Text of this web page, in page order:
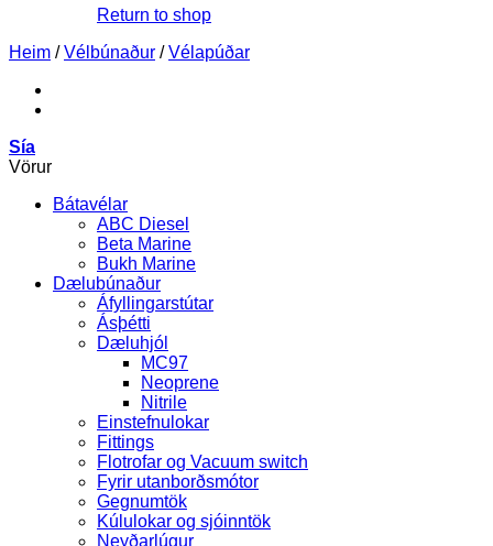
Return to shop
Heim / Vélbúnaður / Vélapúðar
Sía
Vörur
Bátavélar
ABC Diesel
Beta Marine
Bukh Marine
Dælubúnaður
Áfyllingarstútar
Ásþétti
Dæluhjól
MC97
Neoprene
Nitrile
Einstefnulokar
Fittings
Flotrofar og Vacuum switch
Fyrir utanborðsmótor
Gegnumtök
Kúlulokar og sjóinntök
Neyðarlúgur